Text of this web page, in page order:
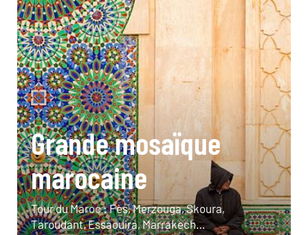
Grande mosaïque
marocaine
Tour du Maroc : Fès, Merzouga, Skoura,
Taroudant, Essaouira, Marrakech…